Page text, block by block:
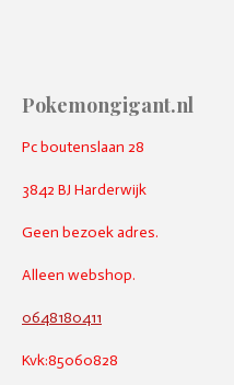
Pokemongigant.nl
Pc boutenslaan 28
3842 BJ Harderwijk
Geen bezoek adres.
Alleen webshop.
0648180411
Kvk:85060828